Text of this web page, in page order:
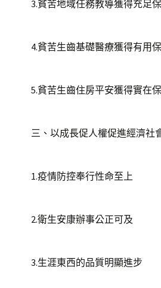
3.貧苦地域任務教導獲得充足
4.貧苦生齒基礎醫療獲得有用
5.貧苦生齒住房平安獲得實在
三、以成長促人權促進經濟社
1.疫情防控奉行性命至上
2.衛生安康辦事公正可及
3.生涯東西的品質明顯進步